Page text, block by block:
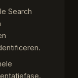
Search